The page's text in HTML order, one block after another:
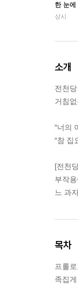
한 눈
상시
소개
전천
거침
“너의
“참 집
[전천
부작
느 과
목차
프롤
족집